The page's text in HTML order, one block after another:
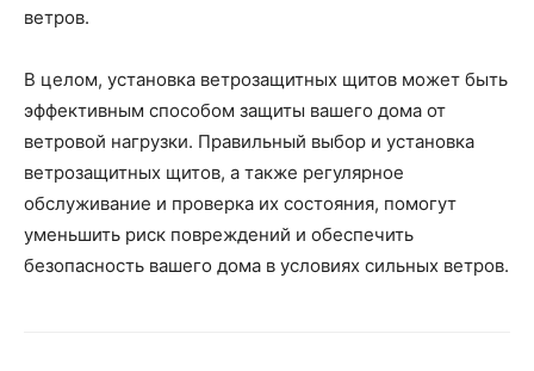
ветров.
В целом, установка ветрозащитных щитов может быть
эффективным способом защиты вашего дома от
ветровой нагрузки. Правильный выбор и установка
ветрозащитных щитов, а также регулярное
обслуживание и проверка их состояния, помогут
уменьшить риск повреждений и обеспечить
безопасность вашего дома в условиях сильных ветров.